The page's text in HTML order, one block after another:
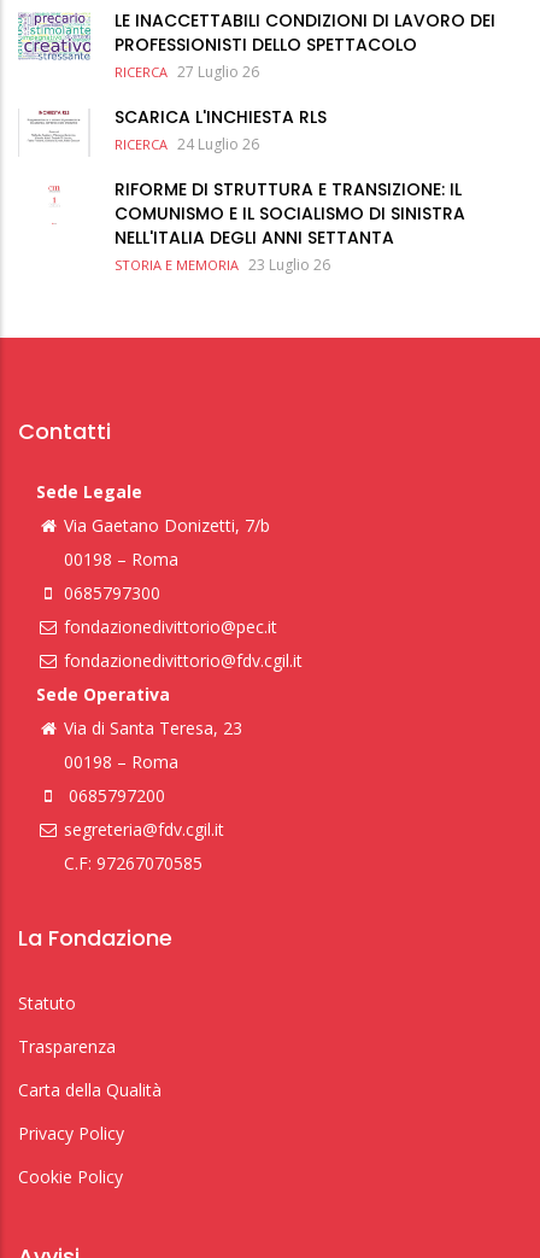
LE INACCETTABILI CONDIZIONI DI LAVORO DEI
PROFESSIONISTI DELLO SPETTACOLO
RICERCA 27 Luglio 26
SCARICA L'INCHIESTA RLS
RICERCA 24 Luglio 26
RIFORME DI STRUTTURA E TRANSIZIONE: IL
COMUNISMO E IL SOCIALISMO DI SINISTRA
NELL'ITALIA DEGLI ANNI SETTANTA
STORIA E MEMORIA 23 Luglio 26
Contatti
Sede Legale
Via Gaetano Donizetti, 7/b
00198 – Roma
0685797300
fondazionedivittorio@pec.it
fondazionedivittorio@fdv.cgil.it
Sede Operativa
Via di Santa Teresa, 23
00198 – Roma
0685797200
segreteria@fdv.cgil.it
C.F: 97267070585
La Fondazione
Statuto
Trasparenza
Carta della Qualità
Privacy Policy
Cookie Policy